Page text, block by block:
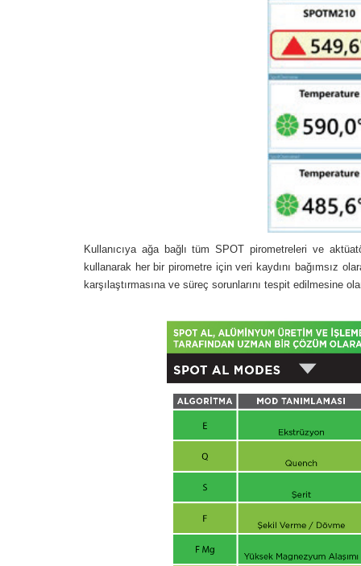
Kullanıcıya ağa bağlı tüm SPOT pirometreleri ve
kullanarak her bir pirometre için veri kaydını bağımsız
karşılaştırmasına ve süreç sorunlarını tespit edilmesine